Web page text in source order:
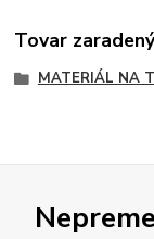
Tovar
MATERIÁL NA